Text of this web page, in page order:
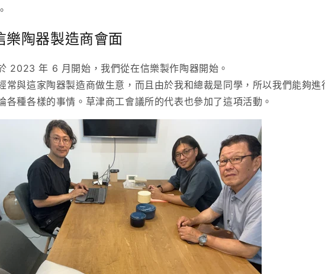
樂陶器製造商會面
2023 年 6 月開始，我們從在信樂製作陶器開始。
常與這家陶器製造商做生意，而且由於我和總裁是同學，所以我們能夠進
各種各樣的事情。草津商工會議所的代表也參加了這項活動。